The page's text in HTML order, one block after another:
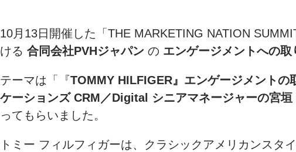
10月13日開催した「THE MARKETING NATION
ける 合同会社PVHジャパン の エンゲージメントへの取
テーマは「『TOMMY HILFIGER』エンゲージメントの
ケーションズ CRM／Digital シニアマネージャーの宮垣
ってもらいました。
トミー フィルフィガーは、クラシックアメリカンスタ